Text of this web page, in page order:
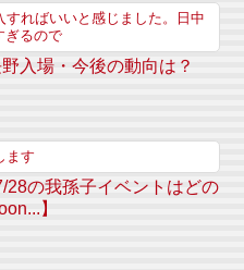
すればいいと感じました。日中
ぎるので
入場・今後の動向は？
ます
28の我孫子イベントはどの
】